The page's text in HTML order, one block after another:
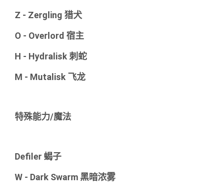
Z - Zergling 猎犬
O - Overlord 宿主
H - Hydralisk 刺蛇
M - Mutalisk 飞龙
特殊能力/魔法
Defiler 蝎子
W - Dark Swarm 黑暗浓雾